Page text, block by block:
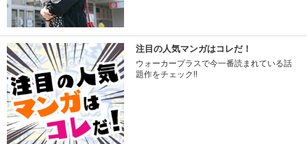
注目の人気マンガはコレだ！
ウォーカープラスで今一番読まれている話
題作をチェック!!